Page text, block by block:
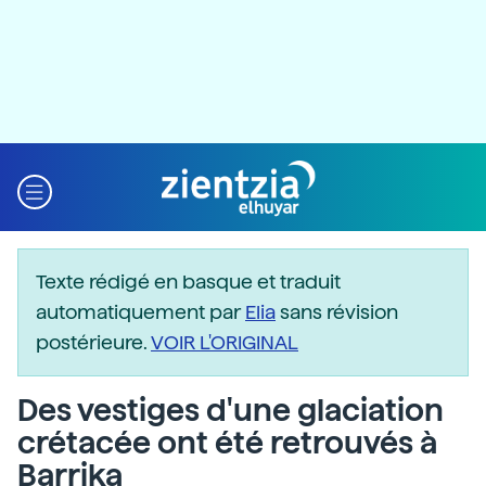
Texte rédigé en basque et traduit
automatiquement parEliasans révision
postérieure.VOIR L'ORIGINAL
Des vestiges d'une glaciation
crétacée ont été retrouvés à
Barrika